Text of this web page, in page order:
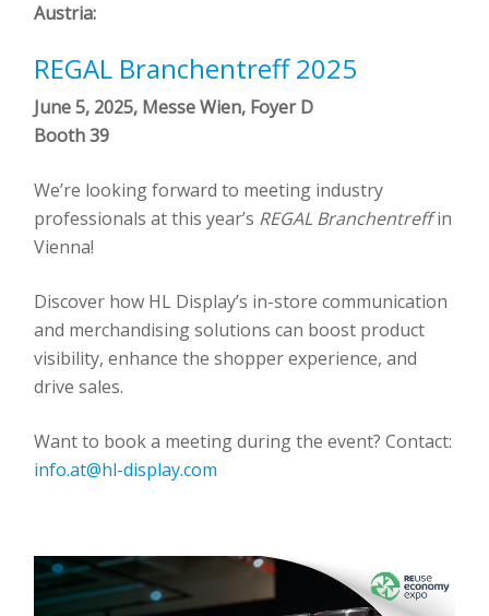
Austria:
REGAL Branchentreff 2025
June 5, 2025, Messe Wien, Foyer D
Booth 39
We’re looking forward to meeting industry
professionals at this year’s REGAL Branchentreffin
Vienna!
Discover how HL Display’s in-store communication
and merchandising solutions can boost product
visibility, enhance the shopper experience, and
drive sales.
Want to book a meeting during the event? Contact:
info.at@hl-display.com